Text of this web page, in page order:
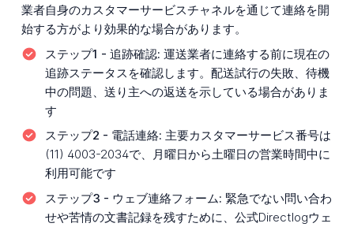
業者自身のカスタマーサービスチャネルを通じて連絡を開
始する方がより効果的な場合があります。
ステップ1 - 追跡確認: 運送業者に連絡する前に現在の
追跡ステータスを確認します。配送試行の失敗、待機
中の問題、送り主への返送を示している場合がありま
す
ステップ2 - 電話連絡: 主要カスタマーサービス番号は
(11) 4003-2034で、月曜日から土曜日の営業時間中に
利用可能です
ステップ3 - ウェブ連絡フォーム: 緊急でない問い合わ
せや苦情の文書記録を残すために、公式Directlogウェ